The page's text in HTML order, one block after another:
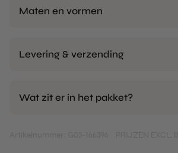
Maten en vormen
Levering & verzending
Wat zit er in het pakket?